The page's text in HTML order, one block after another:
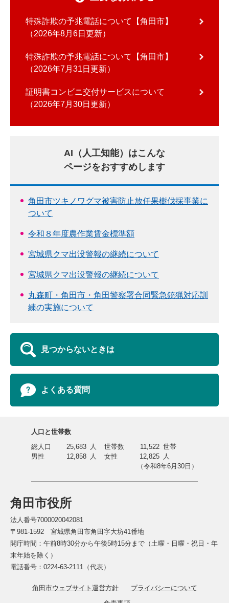
特殊詐欺の予兆電話について【角田市】
2026年8月6日更新
特殊詐欺の予兆電話について【角田市】
2026年7月31日更新
証明書コンビニ交付サービスについて
2026年7月30日更新
AI（人工知能）はこんな
ページをおすすめします
角田市ツキノワグマ被害防止放任果樹伐採事業に
ついて
令和８年度農作業賃金標準額
宮城県クマ出没警報の継続について
宮城県クマ出没警報の継続について
丸森町・角田市・角田警察署合同緊急銃猟対応訓
練の実施について
見つからないときは
よくある質問
角田市役所
法人番号7000020042081
〒981-1592 宮城県角田市角田字大坊41番地
開庁時間：午前8時30分から午後5時15分まで（土曜・日曜・祝日・年
末年始を除く）
電話番号：0224-63-2111（代表）
角田市ウェブサイト運営方針
プライバシーについて
人口と世帯数
総人口
25,683 人 世帯数 11,522 世帯
男性
12,858 人 女性 12,825
人
（令和8年6月30日）